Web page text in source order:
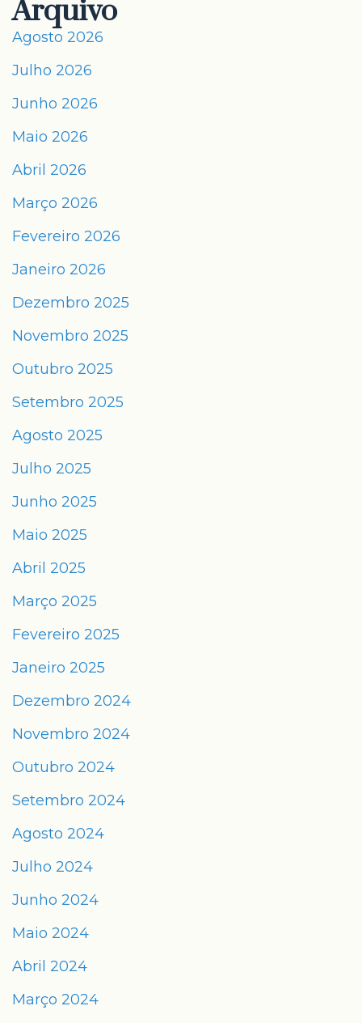
Arquivo
Agosto 2026
Julho 2026
Junho 2026
Maio 2026
Abril 2026
Março 2026
Fevereiro 2026
Janeiro 2026
Dezembro 2025
Novembro 2025
Outubro 2025
Setembro 2025
Agosto 2025
Julho 2025
Junho 2025
Maio 2025
Abril 2025
Março 2025
Fevereiro 2025
Janeiro 2025
Dezembro 2024
Novembro 2024
Outubro 2024
Setembro 2024
Agosto 2024
Julho 2024
Junho 2024
Maio 2024
Abril 2024
Março 2024